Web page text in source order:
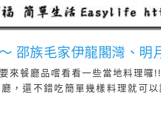
邵族毛家伊龍閣灣、明
來餐廳品嚐看看一些當地料理囉
，還不錯吃簡單幾樣料理就可